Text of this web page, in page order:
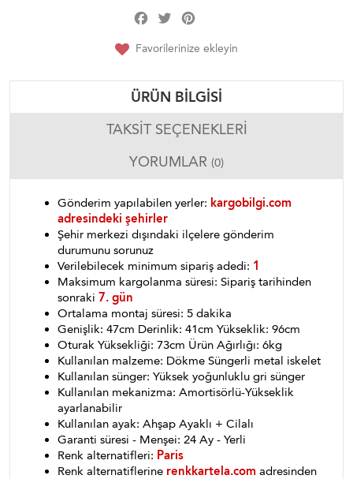
Facebook
Twitter
Favorilerinize ekleyin
ÜRÜN BILGISI
TAKSIT SEÇENEKLERI
YORUMLAR (0)
Gönderim yapılabilen yerler: kargobilgi.com
adresindeki şehirler
Şehir merkezi dışındaki ilçelere gönderim
durumunu sorunuz
Verilebilecek minimum sipariş adedi: 1
Maksimum kargolanma süresi: Sipariş tarihinden
sonraki 7. gün
Ortalama montaj süresi: 5 dakika
Genişlik: 47cm Derinlik: 41cm Yükseklik: 96cm
Oturak Yüksekliği: 73cm Ürün Ağırlığı: 6kg
Kullanılan malzeme: Dökme Süngerli metal iskelet
Kullanılan sünger: Yüksek yoğunluklu gri sünger
Kullanılan mekanizma: Amortisörlü-Yükseklik
ayarlanabilir
Kullanılan ayak: Ahşap Ayaklı + Cilalı
Garanti süresi - Menşei: 24 Ay - Yerli
Renk alternatifleri: Paris
Renk alternatiflerine renkkartela.com adresinden